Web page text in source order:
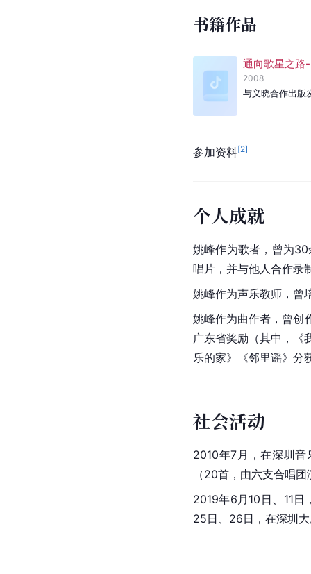
书籍作品
通向歌星之路
2008
与义晓合作出版
参加资料[2]
个人成就
姚峰作为歌者，曾为
唱片，并与他人合作录
姚峰作为声乐教师，曾
姚峰作为曲作者，曾创
广东省奖励（其中，《
乐的家》《邻里谣》分
社会活动
2010年7月，在深圳音
（20首，由六支合唱
2019年6月10日、11
25日、26日，在深圳